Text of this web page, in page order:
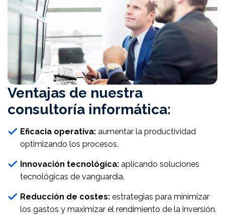
Ventajas de nuestra
consultoría informática:
Eficacia operativa: aumentar la productividad
optimizando los procesos.
Innovación tecnológica: aplicando soluciones
tecnológicas de vanguardia.
Reducción de costes: estrategias para minimizar
los gastos y maximizar el rendimiento de la inversión.